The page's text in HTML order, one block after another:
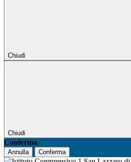
Chiudi
Chiudi
Conferma
Annulla Conferma